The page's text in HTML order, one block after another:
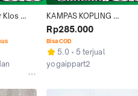
Klos
KAMPAS KOPLING
DAYTONA DAN PER TIGER
ORIGINAL PNP VIXION NVL
Rp285.000
Bisa COD
5.0
5 terjual
yogaippart2